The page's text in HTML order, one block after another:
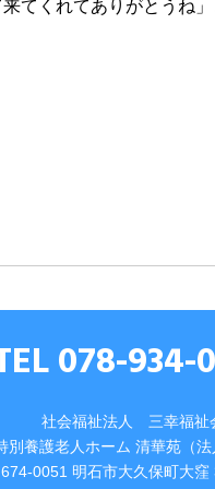
てくれてありがとうね
078-934-
社会福祉法人 三幸福祉
別養護⽼⼈ホーム 清華苑（法
0051 明⽯市⼤久保町⼤窪